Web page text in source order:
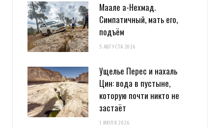
Маале а-Нехмад.
Симпатичный, мать его,
подъём
5 АВГУСТА 2026
Ущелье Перес и нахаль
Цин: вода в пустыне,
которую почти никто не
застаёт
1 ИЮЛЯ 2026